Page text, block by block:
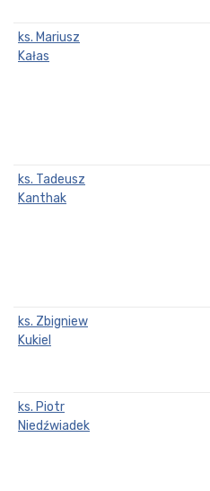
ks. Mariusz
Kałas
ks. Tadeusz
Kanthak
ks. Zbigniew
Kukiel
ks. Piotr
Niedźwiadek